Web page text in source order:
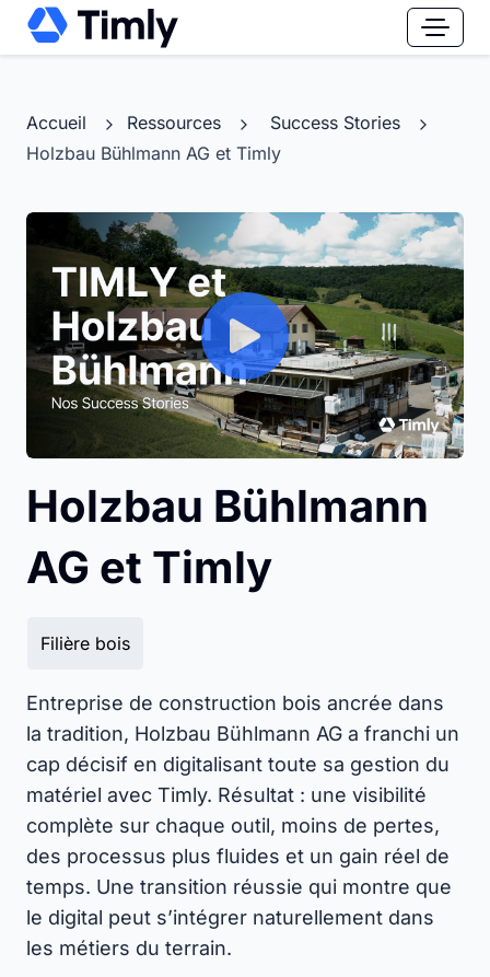
Accueil Ressources
Success Stories
Holzbau Bühlmann AG et Timly
Holzbau Bühlmann
AG et Timly
Filière bois
Entreprise de construction bois ancrée dans
la tradition, Holzbau Bühlmann AG a franchi un
cap décisif en digitalisant toute sa gestion du
matériel avec Timly. Résultat : une visibilité
complète sur chaque outil, moins de pertes,
des processus plus fluides et un gain réel de
temps. Une transition réussie qui montre que
le digital peut s’intégrer naturellement dans
les métiers du terrain.